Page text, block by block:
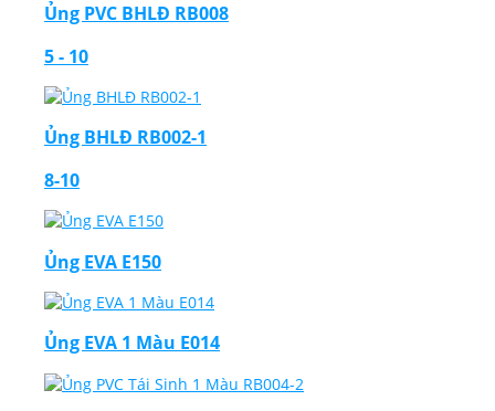
Ủng PVC BHLĐ RB008
5 - 10
Ủng BHLĐ RB002-1
8-10
Ủng EVA E150
Ủng EVA 1 Màu E014